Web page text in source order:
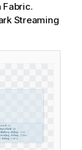
Fabric.
Streaming